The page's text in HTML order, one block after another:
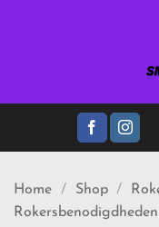
Home / Shop /
Rokersbenodigdheden